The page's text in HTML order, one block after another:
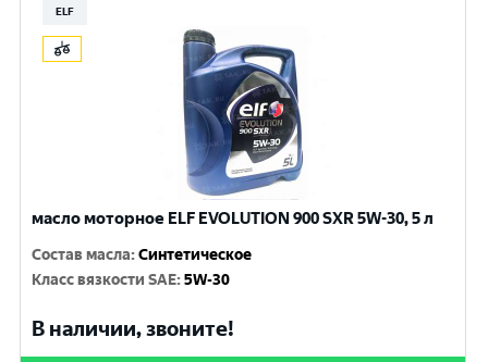
ELF
масло моторное ELF EVOLUTION 900 SXR 5W-30, 5 л
Состав масла:Синтетическое
Класс вязкости SAE:5W-30
В наличии, звоните!